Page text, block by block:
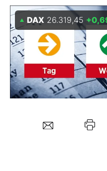
Experten
Mein B:O
Mein Konto
DAX 26.319,45